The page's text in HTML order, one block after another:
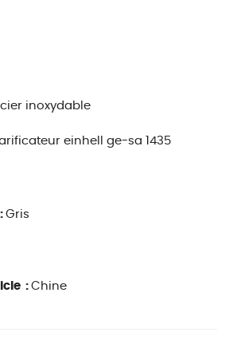
inoxydable
einhell ge-sa 1435
Gris
: Chine